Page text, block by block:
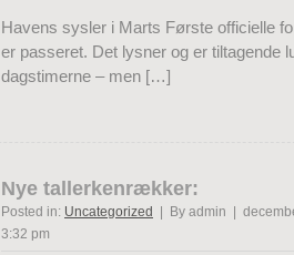
Havens sysler i Marts Første officielle
er passeret. Det lysner og er tiltagende
dagstimerne – men […]
Nye tallerkenrækker:
Posted in: Uncategorized
| By admin |
3:32 pm